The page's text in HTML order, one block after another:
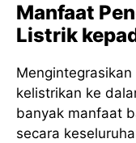
Manfaat
Listrik
kelistrikan ke
banyak manfaat
secara